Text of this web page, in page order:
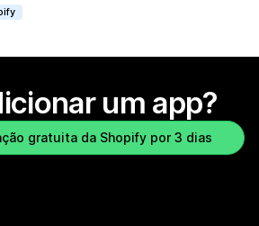
um app?
gratuita da Shopify por 3 dias